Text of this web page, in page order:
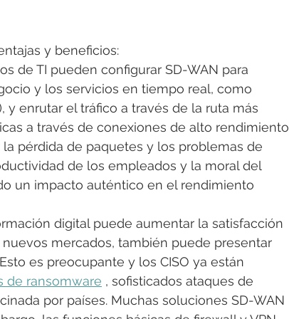
y beneficios:
de TI pueden configurar SD-WAN para
y los servicios en tiempo real, como
y enrutar el tráfico a través de la ruta más
a través de conexiones de alto rendimiento
pérdida de paquetes y los problemas de
de los empleados y la moral del
un impacto auténtico en el rendimiento
digital puede aumentar la satisfacción
mercados, también puede presentar
es preocupante y los CISO ya están
de ransomware , sofisticados ataques de
por países. Muchas soluciones SD-WAN